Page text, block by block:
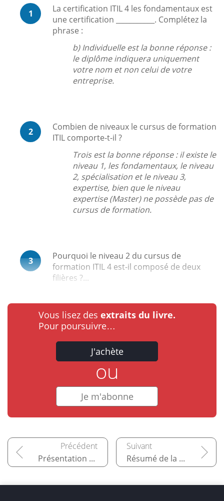
1
La certification ITIL 4 les fondamentaux est
une certification ___________. Complétez la
phrase :
b) Individuelle est la bonne réponse :
le diplôme indiquera uniquement
votre nom et non celui de votre
entreprise.
2
Combien de niveaux le cursus de formation
ITIL comporte-t-il ?
Trois est la bonne réponse : il existe le
niveau 1, les fondamentaux, le niveau
2, spécialisation et le niveau 3,
expertise, bien que le niveau
expertise (Master) ne possède pas de
cursus de formation.
3
Pourquoi le niveau 2 du cursus de
formation ITIL 4 est-il composé de deux
filières ?...
Vous lisez des extraits du livre.
Pour poursuivre…
J'achète
ou
Je m'abonne
Présentation en détail des pratiques ITIL 4 Résumé de la démarche ITIL 4